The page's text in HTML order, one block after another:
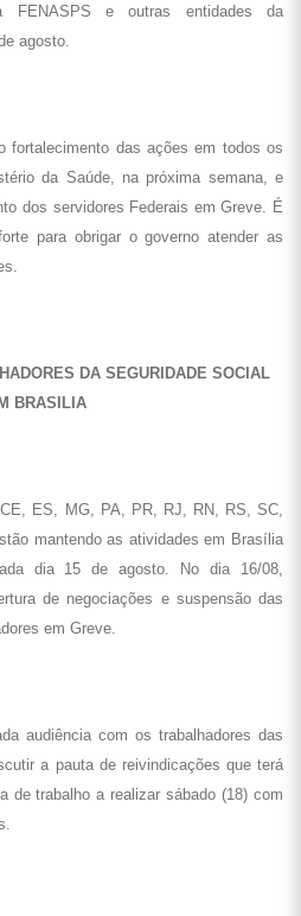
FENASPS e outras entidades da
agosto.
fortalecimento das ações em todos os
da Saúde, na próxima semana, e
dos servidores Federais em Greve. É
para obrigar o governo atender as
DA SEGURIDADE SOCIAL
BRASILIA
ES, MG, PA, PR, RJ, RN, RS, SC,
mantendo as atividades em Brasília
dia 15 de agosto. No dia 16/08,
de negociações e suspensão das
em Greve.
audiência com os trabalhadores das
a pauta de reivindicações que terá
de trabalho a realizar sábado (18) com